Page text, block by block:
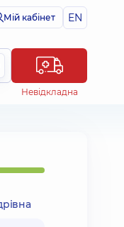
Мій кабінет EN
Невідкладна